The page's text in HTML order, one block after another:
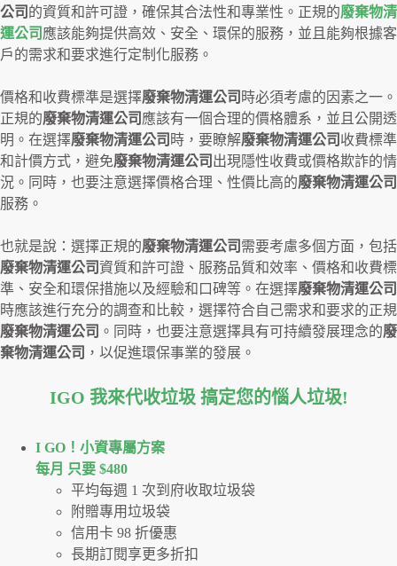
公司 的資質和許可證，確保其合法性和專業性。正規的廢棄物清
運公司 應該能夠提供高效、安全、環保的服務，並且能夠根據客
戶的需求和要求進行定制化服務。
價格和收費標準是選擇廢棄物清運公司 時必須考慮的因素之一。
正規的廢棄物清運公司 應該有一個合理的價格體系，並且公開透
明。在選擇廢棄物清運公司 時，要瞭解廢棄物清運公司 收費標準
和計價方式，避免廢棄物清運公司 出現隱性收費或價格欺詐的情
況。同時，也要注意選擇價格合理、性價比高的廢棄物清運公司
服務。
也就是說：選擇正規的廢棄物清運公司 需要考慮多個方面，包括
廢棄物清運公司資質和許可證、服務品質和效率、價格和收費標
準、安全和環保措施以及經驗和口碑等。在選擇廢棄物清運公司
時應該進行充分的調查和比較，選擇符合自己需求和要求的正規
廢棄物清運公司 。同時，也要注意選擇具有可持續發展理念的廢
棄物清運公司 ，以促進環保事業的發展。
IGO 我來代收垃圾 搞定您的惱人垃圾!
I GO！⼩資專屬⽅案
每月 只要 $480
平均每週 1 次到府收取垃圾袋
附贈專用垃圾袋
信用卡 98 折優惠
長期訂閱享更多折扣